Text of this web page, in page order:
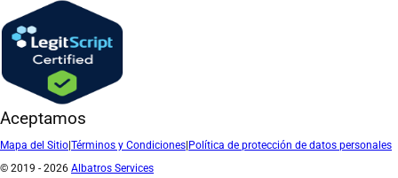
Aceptamos
Mapa del Sitio|Términos y Condiciones|Política de protección de datos personales
© 2019 - 2026 Albatros Services